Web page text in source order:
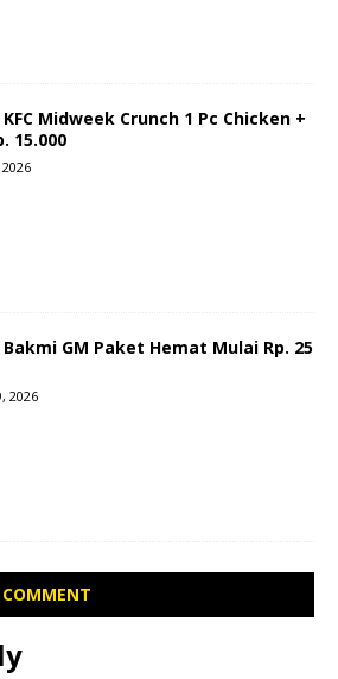
Midweek Crunch 1 Pc Chicken +
15.000
GM Paket Hemat Mulai Rp. 25
2026